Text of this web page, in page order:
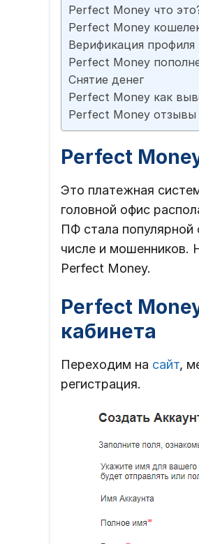
Perfect Money что
Perfect Money
Верификация профиля
Perfect Money
Снятие денег
Perfect Money как
Perfect Money отзывы
Perfect
Это платежная
головной офис
ПФ стала популярной
числе и мошенников.
Perfect Money.
Perfect
кабинета
Переходим на сайт,
регистрация.